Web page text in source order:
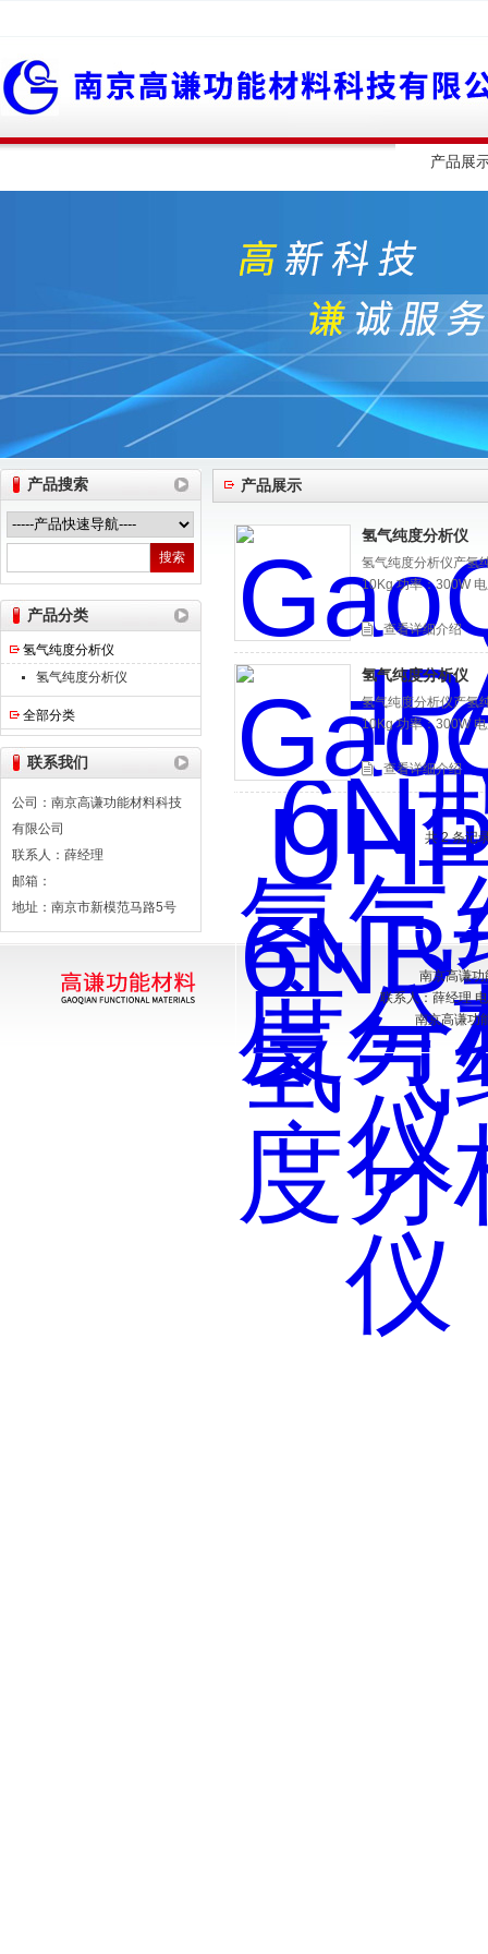
南京高谦功能材料科技有限公司
产品展
产品搜索
产品分类
氢气纯度分析仪
氢气纯度分析仪
全部分类
联系我们
公司：南京高谦功能材料科技
有限公司
联系人：薛经理
邮箱：
地址：南京市新模范马路5号
产品展示
氢气纯度分析仪
氢气纯度分析仪产氢
10Kg 功率：300W
查看详细介绍
氢气纯度分析仪
氢气纯度分析仪产氢
10Kg 功率：300W
查看详细介绍
共 2 条记
南京高谦
联系人：薛经理
南京高谦功